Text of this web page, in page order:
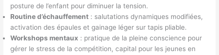
posture de l’enfant pour diminuer la tension.
Routine d’échauffement : salutations dynamiques modifiées,
activation des épaules et gainage léger sur tapis pliable.
Workshops mentaux : pratique de la pleine conscience pour
gérer le stress de la compétition, capital pour les jeunes en